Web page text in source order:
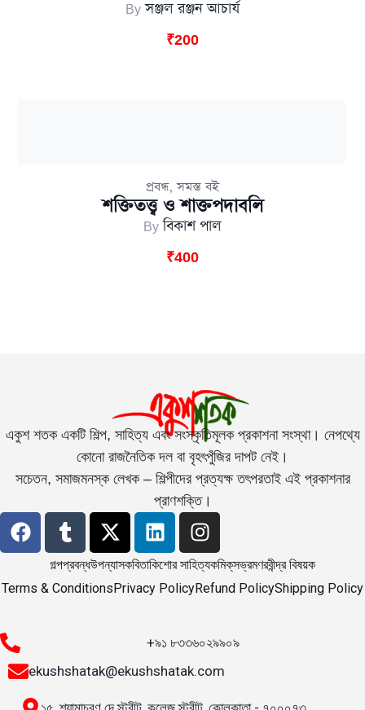
Byসঞ্জল রঞ্জন আচার্য
₹200
প্রবন্ধ,সমস্ত বই
শক্তিতত্ত্ব ও শাক্তপদাবলি
Byবিকাশ পাল
₹400
একুশ শতক একটি শিল্প, সাহিত্য এবং সংস্কৃতিমূলক প্রকাশনা সংস্থা। নেপথ্যে
কোনো রাজনৈতিক দল বা বৃহৎপুঁজির দাপট নেই।
সচেতন, সমাজমনস্ক লেখক – শিল্পীদের প্রত্যক্ষ তৎপরতাই এই প্রকাশনার
প্রাণশক্তি।
গল্পপ্রবন্ধউপন্যাসকবিতাকিশোর সাহিত্যকমিক্‌সভ্রমণরবীন্দ্র বিষয়ক
Terms & ConditionsPrivacy PolicyRefund PolicyShipping Policy
+৯১ ৮৩৩৬০২৯৯০৯
ekushshatak@ekushshatak.com